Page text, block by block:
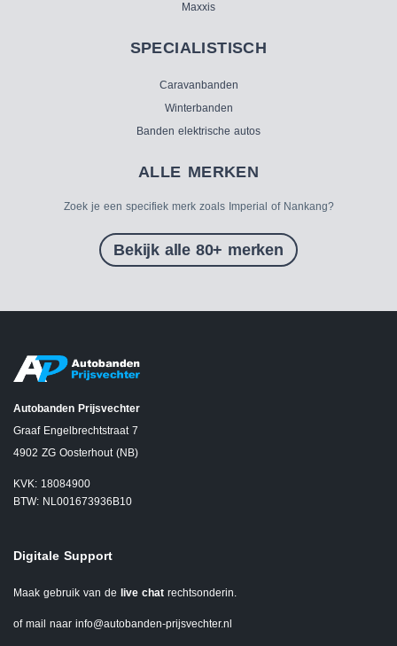
Maxxis
SPECIALISTISCH
Caravanbanden
Winterbanden
Banden elektrische autos
ALLE MERKEN
Zoek je een specifiek merk zoals Imperial of Nankang?
Bekijk alle 80+ merken
Autobanden Prijsvechter
Graaf Engelbrechtstraat 7
4902 ZG Oosterhout (NB)
KVK: 18084900
BTW: NL001673936B10
Digitale Support
Maak gebruik van de live chat rechtsonderin.
of mail naar info@autobanden-prijsvechter.nl